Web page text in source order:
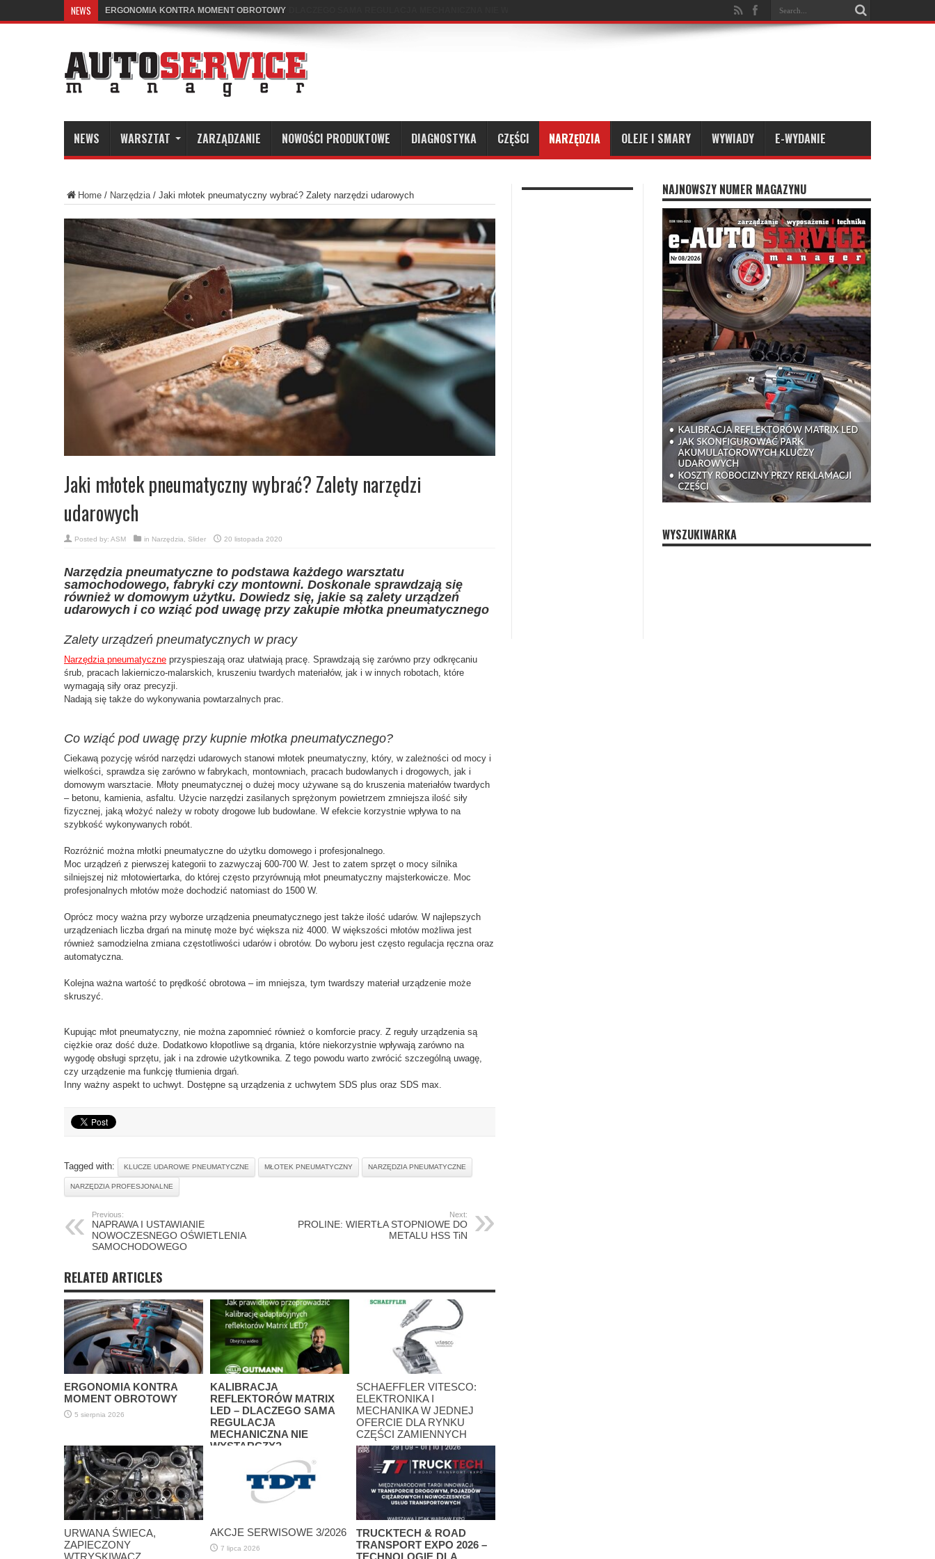
NEWS KALIBRACJA REFLEKTORÓW MATRIX LED – DLACZEGO SAMA REGULACJA MECHANICZNA NIE WYSTARCZY?
NEWS WARSZTAT ZARZĄDZANIE NOWOŚCI PRODUKTOWE DIAGNOSTYKA CZĘŚCI NARZĘDZIA OLEJE I SMARY WYWIADY E-WYDANIE
Home / Narzędzia/ Jaki młotek pneumatyczny wybrać? Zalety narzędzi udarowych
Jaki młotek pneumatyczny wybrać? Zalety narzędzi
udarowych
Posted by: ASM in Narzędzia Slider 20 listopada 2020
Narzędzia pneumatyczne to podstawa każdego warsztatu
samochodowego, fabryki czy montowni. Doskonale sprawdzają się
również w domowym użytku. Dowiedz się, jakie są zalety urządzeń
udarowych i co wziąć pod uwagę przy zakupie młotka pneumatycznego
Zalety urządzeń pneumatycznych w pracy
Narzędzia pneumatyczne przyspieszają oraz ułatwiają pracę. Sprawdzają się zarówno przy odkręcaniu
śrub, pracach lakierniczo-malarskich, kruszeniu twardych materiałów, jak i w innych robotach, które
wymagają siły oraz precyzji.
Nadają się także do wykonywania powtarzalnych prac.
Co wziąć pod uwagę przy kupnie młotka pneumatycznego?
Ciekawą pozycję wśród narzędzi udarowych stanowi młotek pneumatyczny, który, w zależności od mocy i
wielkości, sprawdza się zarówno w fabrykach, montowniach, pracach budowlanych i drogowych, jak i
domowym warsztacie. Młoty pneumatycznej o dużej mocy używane są do kruszenia materiałów twardych
– betonu, kamienia, asfaltu. Użycie narzędzi zasilanych sprężonym powietrzem zmniejsza ilość siły
fizycznej, jaką włożyć należy w roboty drogowe lub budowlane. W efekcie korzystnie wpływa to na
szybkość wykonywanych robót.
Rozróżnić można młotki pneumatyczne do użytku domowego i profesjonalnego.
Moc urządzeń z pierwszej kategorii to zazwyczaj 600-700 W. Jest to zatem sprzęt o mocy silnika
silniejszej niż młotowiertarka, do której często przyrównują młot pneumatyczny majsterkowicze. Moc
profesjonalnych młotów może dochodzić natomiast do 1500 W.
Oprócz mocy ważna przy wyborze urządzenia pneumatycznego jest także ilość udarów. W najlepszych
urządzeniach liczba drgań na minutę może być większa niż 4000. W większości młotów możliwa jest
również samodzielna zmiana częstotliwości udarów i obrotów. Do wyboru jest często regulacja ręczna oraz
automatyczna.
Kolejna ważna wartość to prędkość obrotowa – im mniejsza, tym twardszy materiał urządzenie może
skruszyć.
Kupując młot pneumatyczny, nie można zapomnieć również o komforcie pracy. Z reguły urządzenia są
ciężkie oraz dość duże. Dodatkowo kłopotliwe są drgania, które niekorzystnie wpływają zarówno na
wygodę obsługi sprzętu, jak i na zdrowie użytkownika. Z tego powodu warto zwrócić szczególną uwagę,
czy urządzenie ma funkcję tłumienia drgań.
Inny ważny aspekt to uchwyt. Dostępne są urządzenia z uchwytem SDS plus oraz SDS max.
Tagged with: KLUCZE UDAROWE PNEUMATYCZNE MŁOTEK PNEUMATYCZNY NARZĘDZIA PNEUMATYCZNE
NARZĘDZIA PROFESJONALNE
Previous:
NAPRAWA I USTAWIANIE
NOWOCZESNEGO OŚWIETLENIA
SAMOCHODOWEGO
Next:
PROLINE: WIERTŁA STOPNIOWE DO
METALU HSS TiN
RELATED ARTICLES
ERGONOMIA KONTRA
MOMENT OBROTOWY
5 sierpnia 2026
KALIBRACJA
REFLEKTORÓW MATRIX
LED – DLACZEGO SAMA
REGULACJA
MECHANICZNA NIE
WYSTARCZY?
SCHAEFFLER VITESCO:
ELEKTRONIKA I
MECHANIKA W JEDNEJ
OFERCIE DLA RYNKU
CZĘŚCI ZAMIENNYCH
25 lipca 2026
URWANA ŚWIECA,
ZAPIECZONY
WTRYSKIWACZ,
AKCJE SERWISOWE 3/2026
7 lipca 2026
TRUCKTECH & ROAD
TRANSPORT EXPO 2026 –
TECHNOLOGIE DLA
NAJNOWSZY NUMER MAGAZYNU
WYSZUKIWARKA